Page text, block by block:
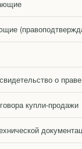
о
купли-продажи